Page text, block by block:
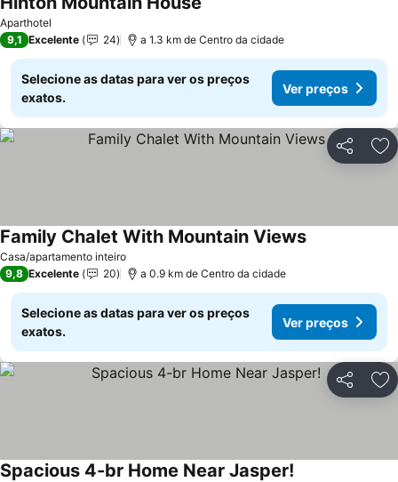
Aparthotel
9,1 Excelente 24 a 1.3 km de Centro da cidade
Selecione as datas para ver os preços
exatos.
Ver preços
Partilhar
Casa/apartamento inteiro
Family Chalet With Mountain Views
9,8 Excelente 20 a 0.9 km de Centro da cidade
Selecione as datas para ver os preços
exatos.
Ver preços
Partilhar
Spacious 4-br Home Near Jasper!